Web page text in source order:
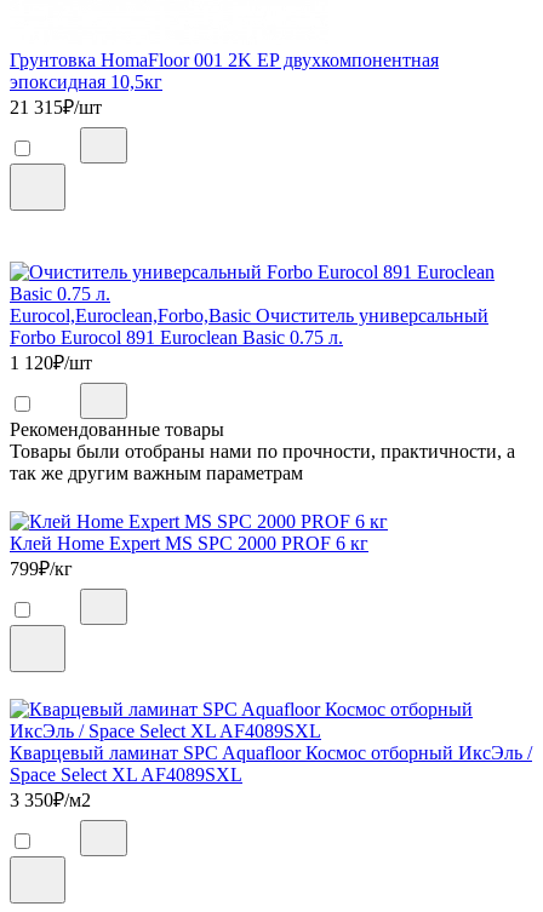
Грунтовка HomaFloor 001 2K EP двухкомпонентная
эпоксидная 10,5кг
21 315₽/шт
Eurocol,Euroclean,Forbo,Basic Очиститель универсальный
Forbo Eurocol 891 Euroclean Basic 0.75 л.
1 120₽/шт
Рекомендованные товары
Товары были отобраны нами по прочности, практичности, а
так же другим важным параметрам
Клей Home Expert MS SPC 2000 PROF 6 кг
799₽/кг
Кварцевый ламинат SPC Aquafloor Космос отборный ИксЭль /
Space Select XL AF4089SXL
3 350₽/м2